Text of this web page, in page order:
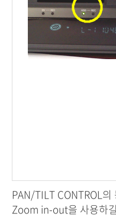
PAN/TILT CONTROL
Zoom in-out을 사용하